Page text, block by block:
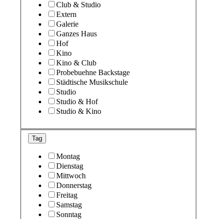
Club & Studio
Extern
Galerie
Ganzes Haus
Hof
Kino
Kino & Club
Probebuehne Backstage
Städtische Musikschule
Studio
Studio & Hof
Studio & Kino
Tag
Montag
Dienstag
Mittwoch
Donnerstag
Freitag
Samstag
Sonntag